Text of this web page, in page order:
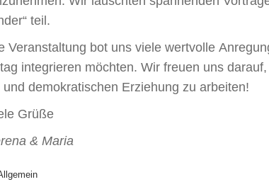
teil.
Veranstaltung bot uns viele wertvolle
integrieren möchten. Wir freuen uns
und demokratischen Erziehung zu arbeiten!
Grüße
& Maria